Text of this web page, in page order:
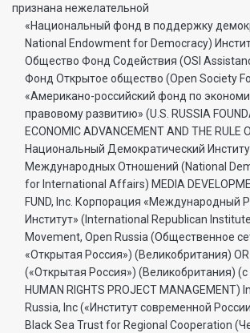
признана нежелательной
«Национальный фонд в поддержку
National Endowment for Democracy)
Общество Фонд Содействия (OSI
Фонд Открытое общество (Open Society
«Американо-российский фонд по
правовому развитию» (U.S. RUSSIA
ECONOMIC ADVANCEMENT AND THE RULE
Национальный Демократический
Международных Отношений (National
for International Affairs) MEDIA
FUND, Inc. Корпорация «Международный
Институт» (International Republican
Movement, Open Russia (Общественное
«Открытая Россия») (Великобритания)
(«Открытая Россия») (Великобритания) (с
HUMAN RIGHTS PROJECT
Russia, Inc («Институт современной
Black Sea Trust for Regional Cooperation